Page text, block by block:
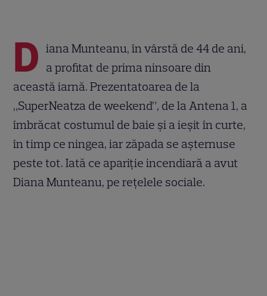
D iana Munteanu, în vârstă de 44 de ani,
a profitat de prima ninsoare din
această iarnă. Prezentatoarea de la
„SuperNeatza de weekend”, de la Antena 1, a
îmbrăcat costumul de baie și a ieșit în curte,
în timp ce ningea, iar zăpada se așternuse
peste tot. Iată ce apariție incendiară a avut
Diana Munteanu, pe rețelele sociale.